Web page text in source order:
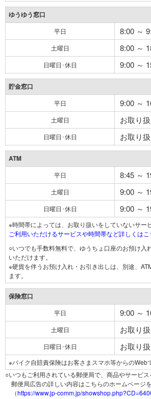
ゆうゆう窓口
平日 8:00 ～
土曜日 8:00 ～
日曜日･休日 9:00 ～
貯金窓口
平日 9:00 ～
土曜日 お取り
日曜日･休日 お取り
ATM
平日 8:45 ～
土曜日 9:00 ～
日曜日･休日 9:00 ～
※時間帯によっては、お取り扱いをしていないサー
ご利用いただけるサービスや時間帯など詳しくはこ
○いつでも手数料無料で、ゆうちょ口座のお預け入
いただけます。
※硬貨を伴うお預け入れ・お引き出しは、別途、
ます。
保険窓口
平日 9:00 ～
土曜日 お取り
日曜日･休日 お取り
※バイク自賠責保険はお客さまスマホ等からのWeb
○いつもご利用されている郵便局で、商品やサービ
郵便局広告の詳しい内容はこちらのホームページ
（https://www.jp-comm.jp/